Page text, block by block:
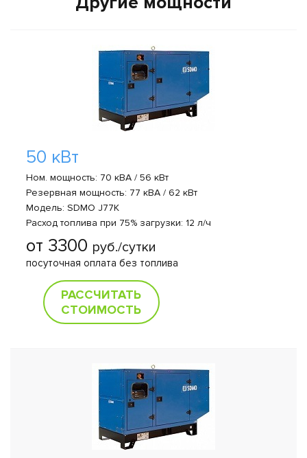
50 кВт
Ном. мощность: 70 кВА / 56 кВт
Резервная мощность: 77 кВА / 62 кВт
Модель: SDMO J77K
Расход топлива при 75% загрузки: 12 л/ч
от 3300 руб./сутки
посуточная оплата без топлива
РАССЧИТАТЬ
СТОИМОСТЬ